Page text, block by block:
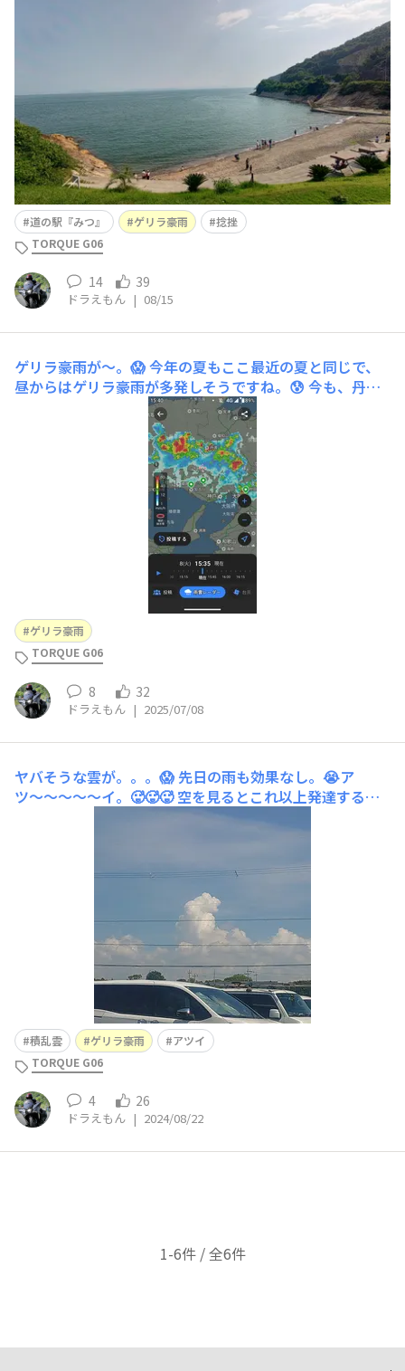
よ〜。。。😂☺️😂海風が気持良かったで〜す。✌️☺️✌️ 先
日、ド素人の警備員が相棒を身体で停めようと突進してき
道の駅『みつ』 ゲリラ豪雨
捻挫
TORQUE G06
14 39
ドラえもん | 08/15
ゲリラ豪雨が〜。😱今年の夏もここ最近の夏と同じで、
昼からはゲリラ豪雨が多発しそうですね。😰 今も、丹波
市近辺で１時間雨量が160mm以上の所が。。。😵‍💫 災害が
起きない事を願うばかりです。😓
ゲリラ豪雨
TORQUE G06
8 32
ドラえもん | 2025/07/08
ヤバそうな雲が。。。😱 先日の雨も効果なし。😭ア
ツ〜〜〜〜〜イ。🥵🥵🥵 空を見るとこれ以上発達する
と、また雷雨になりそうな雲が。。。😱 中央の積乱雲で
すが、10分程前には無かった。10分程前の同じ方向の
豪雨の予測アプリもでてきているが、まだ東京・大阪の一
積乱雲 ゲリラ豪雨
アツイ
TORQUE G06
4 26
ドラえもん | 2024/08/22
1-6件 / 全6件